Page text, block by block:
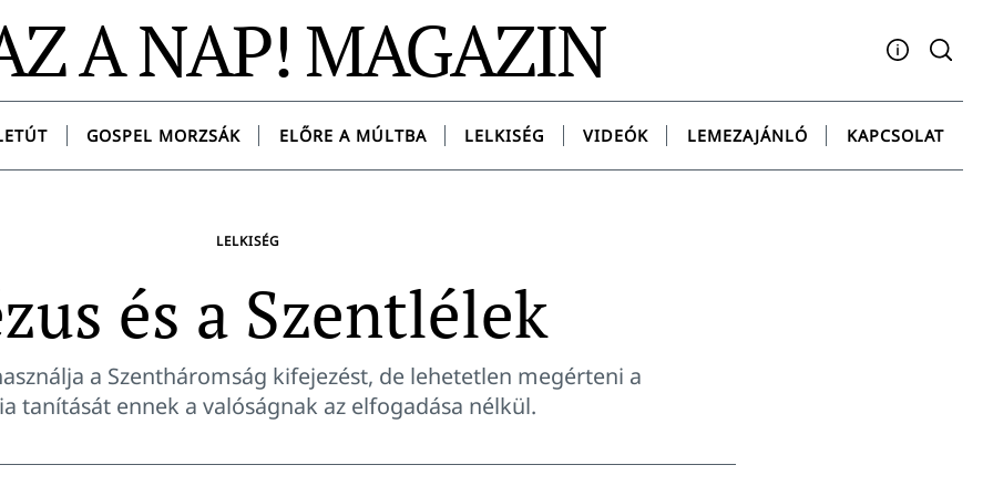
A NAP! MAGAZIN
Facebook
YouTubeInstagram
TwitterSpotify
GOSPEL MORZSÁK ELŐRE A MÚLTBA LELKISÉG VIDEÓK LEMEZAJÁNLÓ KAPCSOLAT
LELKISÉG
és a Szentlélek
a Szentháromság kifejezést, de lehetetlen megérteni a
tanítását ennek a valóságnak az elfogadása nélkül.